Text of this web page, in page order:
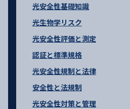
光安全性基礎知識
光生物学リスク
光安全性評価と測定
認証と標準規格
光安全性規制と法律
安全性と法規制
光安全性対策と管理